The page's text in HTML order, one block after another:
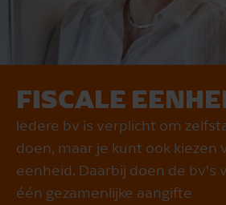
FISCALE
Iedere bv is verplicht om
doen, maar je kunt ook kiezen
eenheid. Daarbij doen de bv's
één gezamenlijke aangifte